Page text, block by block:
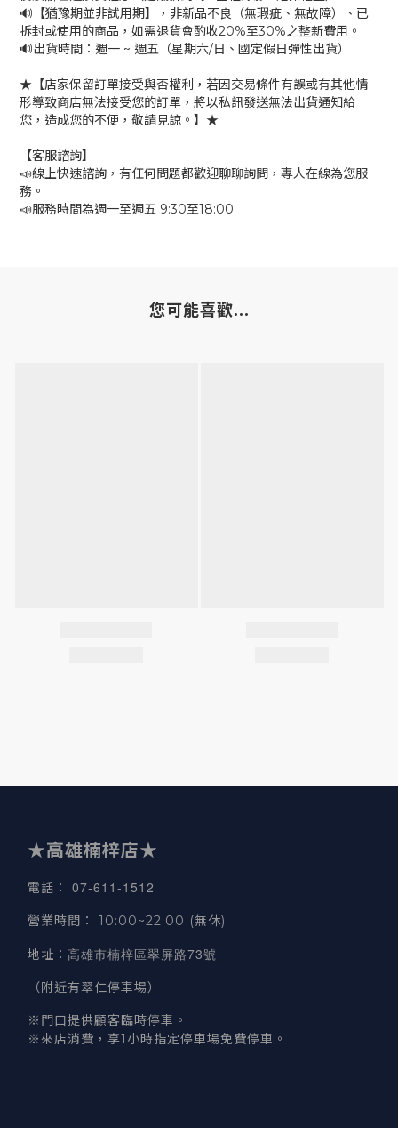
🔊【猶豫期並非試用期】，非新品不良（無瑕疵、無故障）、已
拆封或使用的商品，如需退貨會酌收20%至30%之整新費用。
🔊出貨時間：週一 ~ 週五（星期六/日、國定假日彈性出貨）
★【店家保留訂單接受與否權利，若因交易條件有誤或有其他情
形導致商店無法接受您的訂單，將以私訊發送無法出貨通知給
您，造成您的不便，敬請見諒。】★
【客服諮詢】
📣線上快速諮詢，有任何問題都歡迎聊聊詢問，專人在線為您服
務。
📣服務時間為週一至週五 9:30至18:00
您可能喜歡...
★高雄楠梓店★
電話 ： 07-611-1512
營業時間 ： 10:00~22:00 (無休)
地址 ： 高雄市楠梓區翠屏路73號
（附近有翠仁停車場）
※門口提供顧客臨時停車。
※來店消費，享1小時指定停車場免費停車。